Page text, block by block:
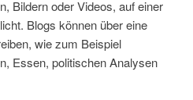
Bildern oder Videos, auf einer
Blogs können über eine
wie zum Beispiel
Essen, politischen Analysen